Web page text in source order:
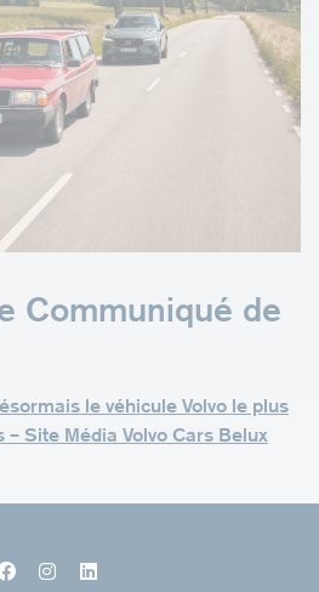
Communiqué de
le véhicule Volvo le plus
Site Média Volvo Cars Belux